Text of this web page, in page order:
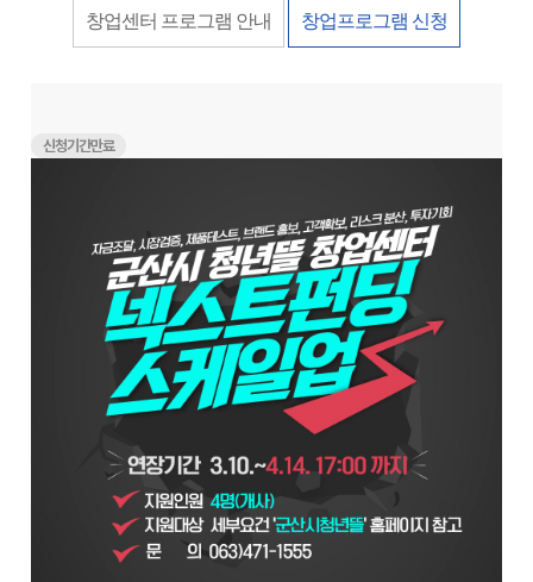
창업센터 프로그램 안내 창업프로그램 신청
신청기간만료